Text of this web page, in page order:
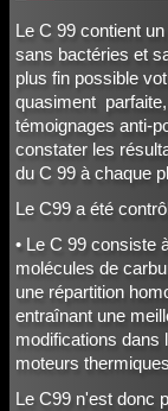
Le C 99 contient
sans bactéries et
plus fin possible
quasiment
témoignages anti-
constater les
du C 99 à chaque
Le C99 a été
• Le C 99 consiste
molécules de
une répartition
entraînant une
modifications dans
moteurs
Le C99 n'est donc